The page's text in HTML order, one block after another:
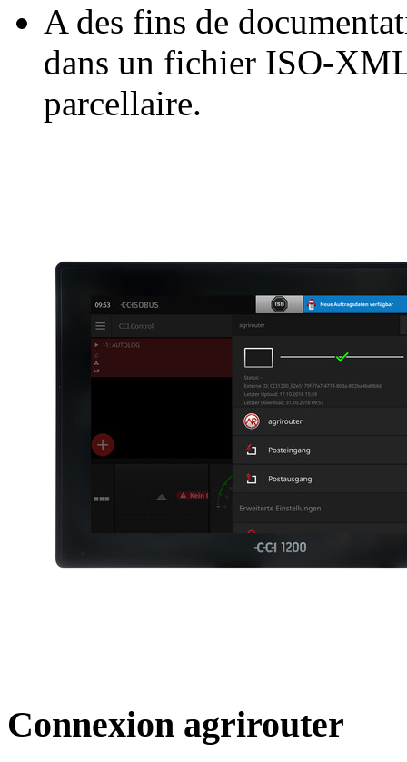
A des fins de
dans un fichier ISO-
parcellaire.
Connexion agrirouter